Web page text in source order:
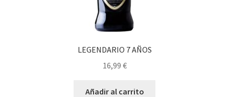
LEGENDARIO 7 AÑOS
16,99 €
Añadir al carrito